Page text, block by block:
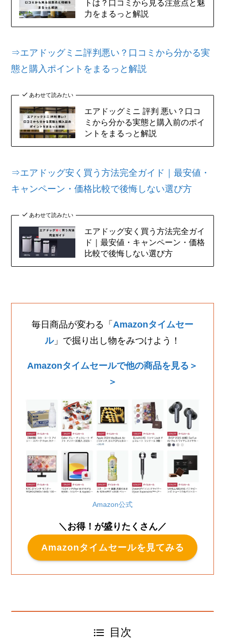
トは？口コミから見る注意点と魅
力をまるっと解説
⇒エアドッグミニ評判悪い？口コミから分かる実
態と購入ポイントをまるっと解説
あわせて読みたい
エアドッグミニ 評判 悪い？口コ
ミから分かる実態と購入前のポイ
ントをまるっと解説
⇒エアドッグ安く買う方法完全ガイド｜最安値・
キャンペーン・価格比較で後悔しない選び方
あわせて読みたい
エアドッグ安く買う方法完全ガイ
ド｜最安値・キャンペーン・価格
比較で後悔しない選び方
毎日商品が変わる「 Amazonタイムセー
ル」で掘り出し物をみつけよう！
Amazonタイムセールで他の商品を見る＞
＞
Amazon公式
＼お得！が盛りたくさん／
Amazonタイムセールを見てみる
目次